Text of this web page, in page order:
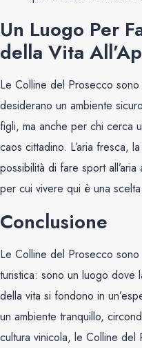
Un Luogo Per
della Vita
Le Colline del Prosecco
desiderano un ambiente
figli, ma anche per chi cerca
caos cittadino. L’aria fresca,
possibilità di fare sport
per cui vivere qui è una
Conclusione
Le Colline del Prosecco
turistica: sono un luogo dove
della vita si fondono in
un ambiente tranquillo,
cultura vinicola, le Colline